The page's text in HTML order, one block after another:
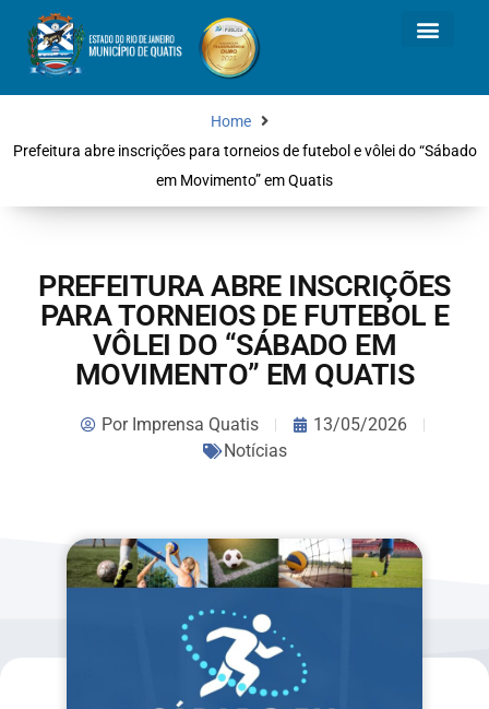
Home
Prefeitura abre inscrições para torneios de futebol e vôlei do “Sábado
em Movimento” em Quatis
PREFEITURA ABRE INSCRIÇÕES
PARA TORNEIOS DE FUTEBOL E
VÔLEI DO “SÁBADO EM
MOVIMENTO” EM QUATIS
PorImprensa Quatis
13/05/2026
Notícias